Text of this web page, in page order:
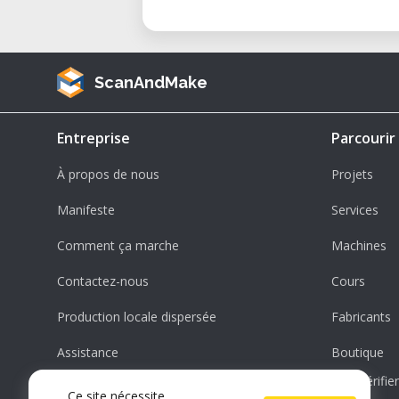
ScanAndMake
Entreprise
À propos de nous
Manifeste
Comment ça marche
Contactez-nous
Production locale dispersée
Assistance
Parcourir
Projets
Services
Machines
Cours
Fabricants
Boutique